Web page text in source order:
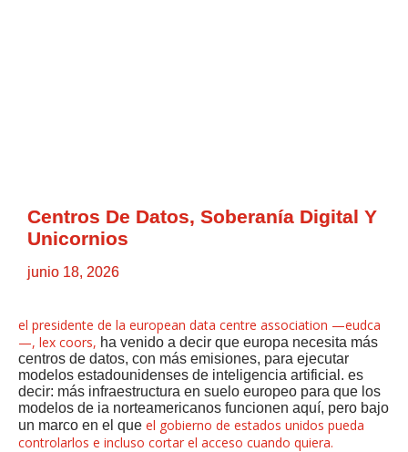
Centros De Datos, Soberanía Digital Y
Unicornios
junio 18, 2026
el presidente de la european data centre association —eudca
—, lex coors, ha venido a decir que europa necesita más
centros de datos, con más emisiones, para ejecutar
modelos estadounidenses de inteligencia artificial. es
decir: más infraestructura en suelo europeo para que los
modelos de ia norteamericanos funcionen aquí, pero bajo
un marco en el que el gobierno de estados unidos pueda
controlarlos e incluso cortar el acceso cuando quiera.